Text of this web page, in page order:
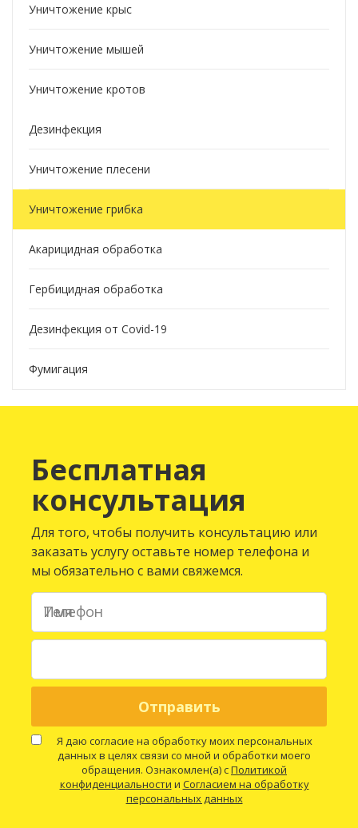
Уничтожение крыс
Уничтожение мышей
Уничтожение кротов
Дезинфекция
Уничтожение плесени
Уничтожение грибка
Акарицидная обработка
Гербицидная обработка
Дезинфекция от Covid-19
Фумигация
Бесплатная
консультация
Для того, чтобы получить консультацию или
заказать услугу оставьте номер телефона и
мы обязательно с вами свяжемся.
Имя
Телефон
Я даю согласие на обработку моих персональных
данных в целях связи со мной и обработки моего
обращения. Ознакомлен(а) сПолитикой
конфиденциальности и Согласием на обработку
персональных данных